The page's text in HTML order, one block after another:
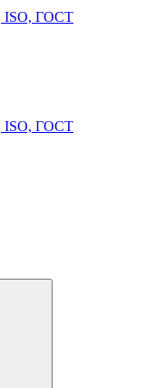
ISO, ГОСТ
ISO, ГОСТ